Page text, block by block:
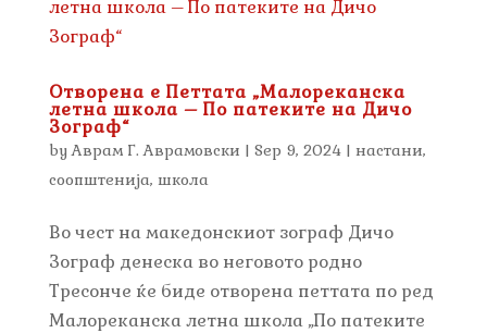
Отворена е Петтата „Малореканска
летна школа – По патеките на Дичо
Зограф“
byАврам Г. Аврамовски | Sep 9, 2024| настани,
соопштенија, школа
Во чест на македонскиот зограф Дичо
Зограф денеска во неговото родно
Тресонче ќе биде отворена петтата по ред
Малореканска летна школа „По патеките